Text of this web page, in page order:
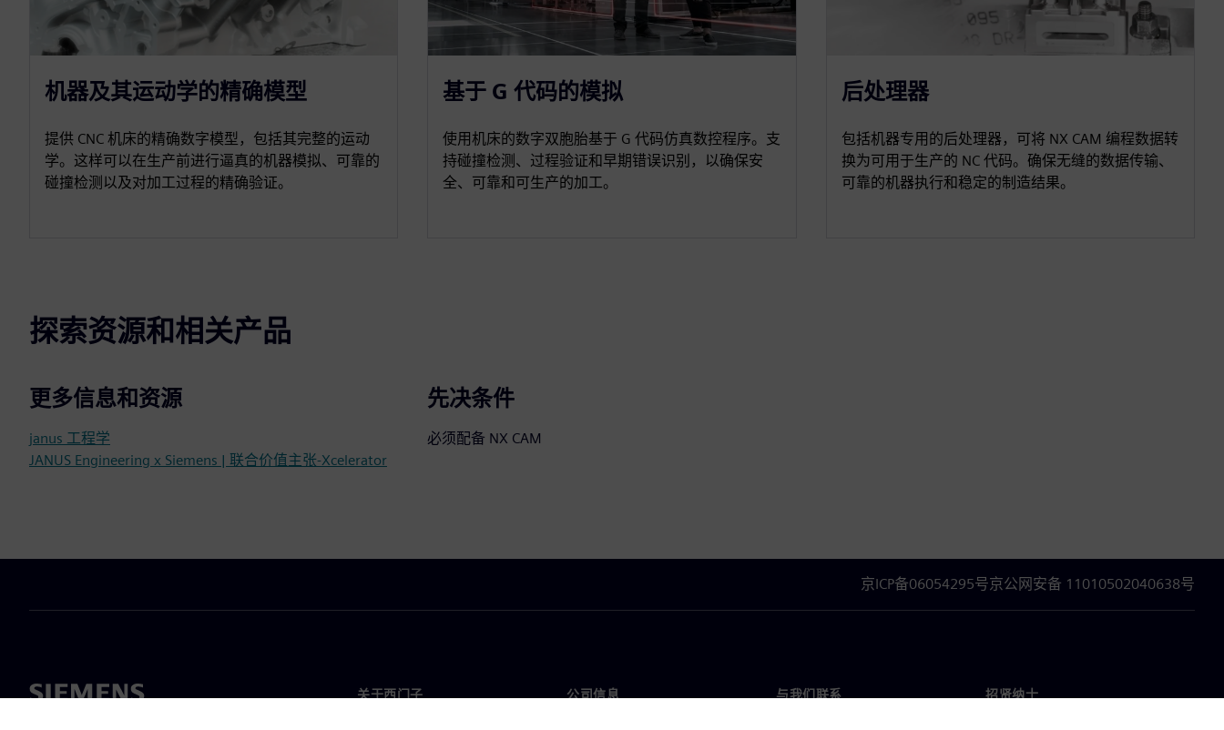
机器及其运动学的精确模型
提供 CNC 机床的精确数字模型，包括其完整的运动
学。这样可以在生产前进行逼真的机器模拟、可靠的
碰撞检测以及对加工过程的精确验证。
基于 G 代码的模拟
使用机床的数字双胞胎基于 G 代码仿真数控程序。支
持碰撞检测、过程验证和早期错误识别，以确保安
全、可靠和可生产的加工。
后处理器
包括机器专用的后处理器，可将 NX CAM 编程数据转
换为可用于生产的 NC 代码。确保无缝的数据传输、
可靠的机器执行和稳定的制造结果。
探索资源和相关产品
更多信息和资源
janus 工程学
JANUS Engineering x Siemens | 联合价值主张-Xcelerator
先决条件
必须配备 NX CAM
京ICP备06054295号京公网安备 11010502040638号
关于西门子 公司信息 与我们联系 招贤纳士